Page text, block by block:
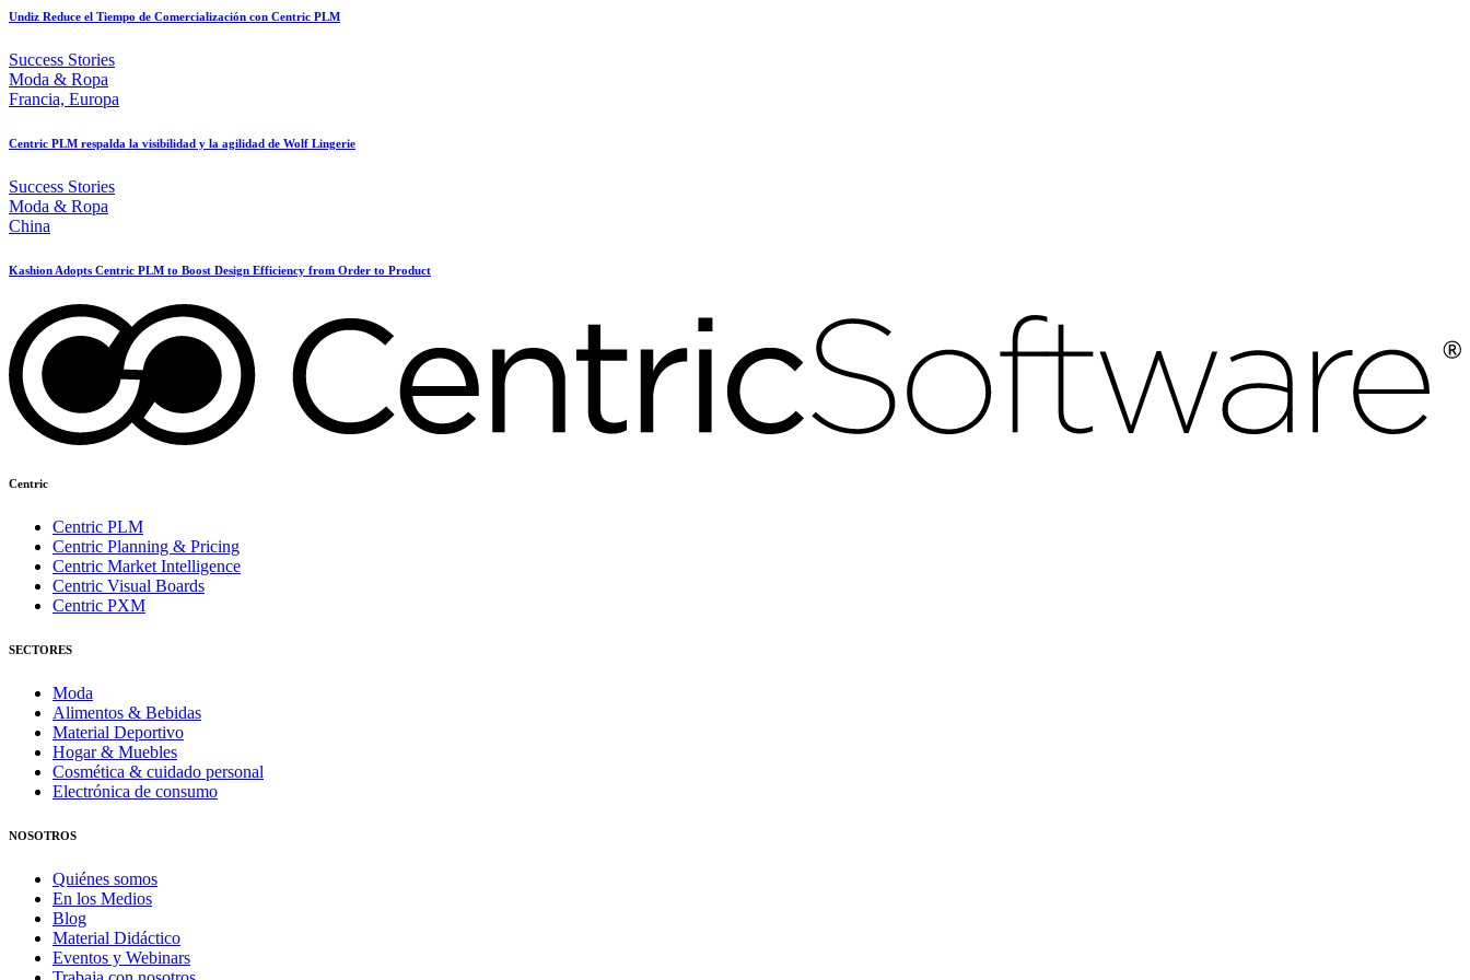
Undiz Reduce el Tiempo de Comercialización con Centric PLM
Success Stories
Moda & Ropa
Francia, Europa
Centric PLM respalda la visibilidad y la agilidad de Wolf Lingerie
Success Stories
Moda & Ropa
China
Kashion Adopts Centric PLM to Boost Design Efficiency from Order to Product
Centric
Centric PLM
Centric Planning & Pricing
Centric Market Intelligence
Centric Visual Boards
Centric PXM
SECTORES
Moda
Alimentos & Bebidas
Material Deportivo
Hogar & Muebles
Cosmética & cuidado personal
Electrónica de consumo
NOSOTROS
Quiénes somos
En los Medios
Blog
Material Didáctico
Eventos y Webinars